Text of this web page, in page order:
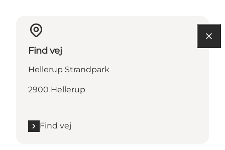
Find vej
Hellerup Strandpark
2900 Hellerup
Find vej